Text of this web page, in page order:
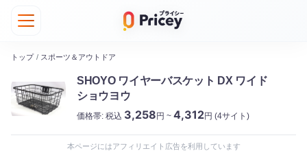
トップ / スポーツ＆アウトドア
SHOYO ワイヤーバスケット DX ワイド
ショウヨウ
価格帯: 税込 3,258円 ~ 4,312円 (4サイト)
本ページにはアフィリエイト広告を利用しています